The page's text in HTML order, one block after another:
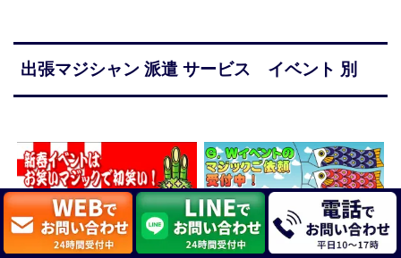
出張マジシャン 派遣 サービス イベント 別